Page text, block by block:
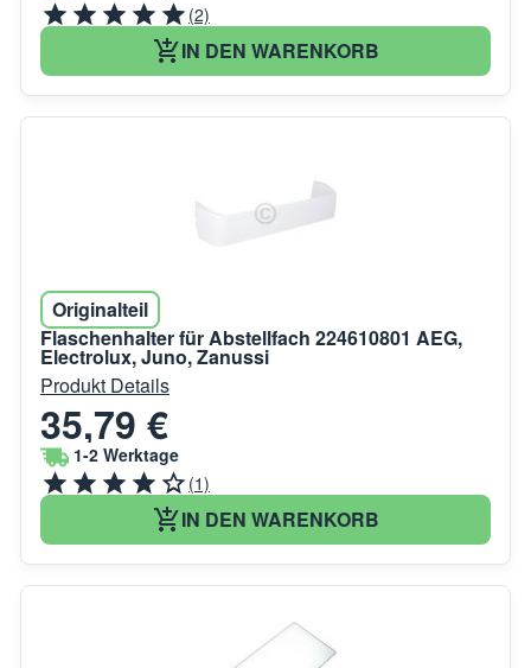
(2)
IN DEN WARENKORB
Originalteil
Flaschenhalter für Abstellfach 224610801 AEG,
Electrolux, Juno, Zanussi
Produkt Details
35,79 €
1-2 Werktage
(1)
IN DEN WARENKORB